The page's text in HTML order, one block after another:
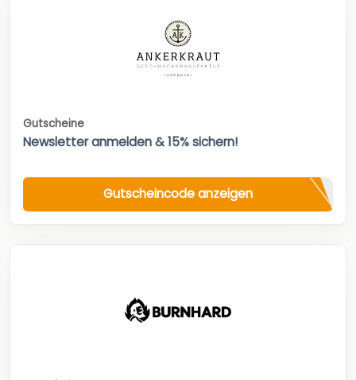
Gutscheine
Newsletter anmelden & 15% sichern!
Gutscheincode anzeigen